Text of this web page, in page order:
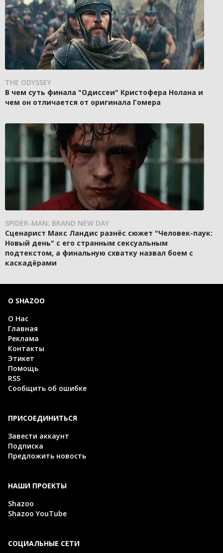
THE ODYSSEY
В чем суть финала "Одиссеи" Кристофера Нолана и
чем он отличается от оригинала Гомера
SPIDER-MAN: BRAND NEW DAY
Сценарист Макс Ландис разнёс сюжет "Человек-паук:
Новый день" с его странным сексуальным
подтекстом, а финальную схватку назвал боем с
каскадёрами
О SHAZOO
О Нас
Главная
Реклама
Контакты
Этикет
Помощь
RSS
Сообщить об ошибке
ПРИСОЕДИНИТЬСЯ
Завести аккаунт
Подписка
Предложить новость
НАШИ ПРОЕКТЫ
Shazoo
Shazoo YouTube
СОЦИАЛЬНЫЕ СЕТИ